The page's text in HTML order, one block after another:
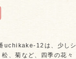
uchikake-12は、少しシ
、菊など、四季の花々